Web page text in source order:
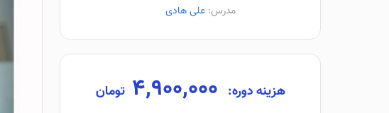
مدرس: علی هادی
هزینه دوره: تومان